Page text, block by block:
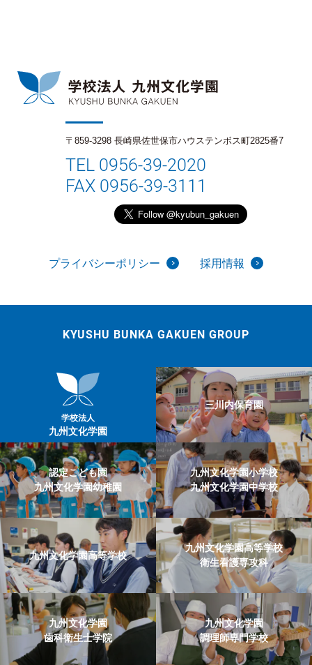
〒859-3298 長崎県佐世保市ハウステンボス町2825番7
TEL 0956-39-2020
FAX 0956-39-3111
プライバシーポリシー 採用情報
KYUSHU BUNKA GAKUEN GROUP
学校法人
九州文化学園
三川内保育園
認定こども園
九州文化学園幼稚園
九州文化学園小学校
九州文化学園中学校
九州文化学園高等学校
九州文化学園高等学校
衛生看護専攻科
九州文化学園
歯科衛生士学院
九州文化学園
調理師専門学校